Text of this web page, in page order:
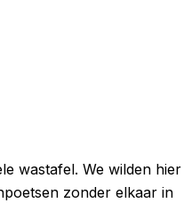
wastafel. We wilden hier
zonder elkaar in